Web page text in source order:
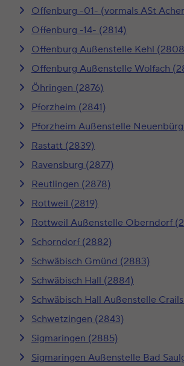
Offenburg -01- (vormals ASt
Offenburg -14- (2814)
Offenburg Außenstelle Kehl
Offenburg Außenstelle Wolfach
Öhringen (2876)
Pforzheim (2841)
Pforzheim Außenstelle
Rastatt (2839)
Ravensburg (2877)
Reutlingen (2878)
Rottweil (2819)
Rottweil Außenstelle Oberndorf
Schorndorf (2882)
Schwäbisch Gmünd (2883)
Schwäbisch Hall (2884)
Schwäbisch Hall Außenstelle
Schwetzingen (2843)
Sigmaringen (2885)
Sigmaringen Außenstelle Bad